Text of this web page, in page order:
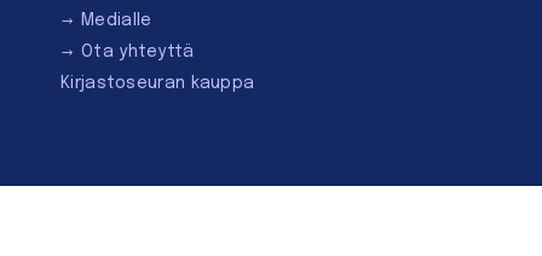
Medialle
Ota yhteyttä
Kirjastoseuran kauppa